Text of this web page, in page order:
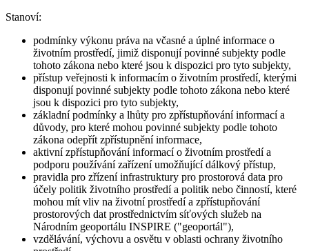
Stanoví:
podmínky výkonu práva na včasné a úplné informace o
životním prostředí, jimiž disponují povinné subjekty podle
tohoto zákona nebo které jsou k dispozici pro tyto subjekty,
přístup veřejnosti k informacím o životním prostředí, kterými
disponují povinné subjekty podle tohoto zákona nebo které
jsou k dispozici pro tyto subjekty,
základní podmínky a lhůty pro zpřístupňování informací a
důvody, pro které mohou povinné subjekty podle tohoto
zákona odepřít zpřístupnění informace,
aktivní zpřístupňování informací o životním prostředí a
podporu používání zařízení umožňující dálkový přístup,
pravidla pro zřízení infrastruktury pro prostorová data pro
účely politik životního prostředí a politik nebo činností, které
mohou mít vliv na životní prostředí a zpřístupňování
prostorových dat prostřednictvím síťových služeb na
Národním geoportálu INSPIRE ("geoportál"),
vzdělávání, výchovu a osvětu v oblasti ochrany životního